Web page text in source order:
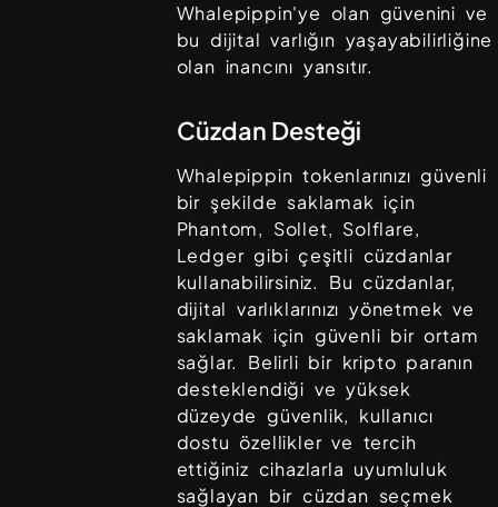
Whalepippin'ye olan güvenini ve
bu dijital varlığın yaşayabilirliğine
olan inancını yansıtır.
Cüzdan Desteği
Whalepippin tokenlarınızı güvenli
bir şekilde saklamak için
Phantom, Sollet, Solflare,
Ledgergibi çeşitli cüzdanlar
kullanabilirsiniz. Bu cüzdanlar,
dijital varlıklarınızı yönetmek ve
saklamak için güvenli bir ortam
sağlar. Belirli bir kripto paranın
desteklendiği ve yüksek
düzeyde güvenlik, kullanıcı
dostu özellikler ve tercih
ettiğiniz cihazlarla uyumluluk
sağlayan bir cüzdan seçmek